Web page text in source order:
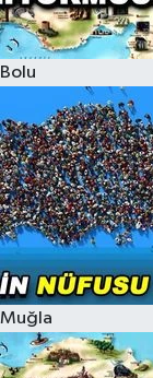
Bolu
Muğla